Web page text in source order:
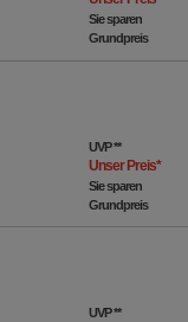
Sie sparen
Grundpreis
UVP**
Unser Preis*
Sie sparen
Grundpreis
UVP**